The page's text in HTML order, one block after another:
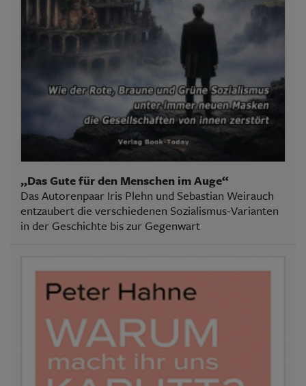
„Das Gute für den Menschen im Auge“
Das Autorenpaar Iris Plehn und Sebastian Weirauch
entzaubert die verschiedenen Sozialismus-Varianten
in der Geschichte bis zur Gegenwart